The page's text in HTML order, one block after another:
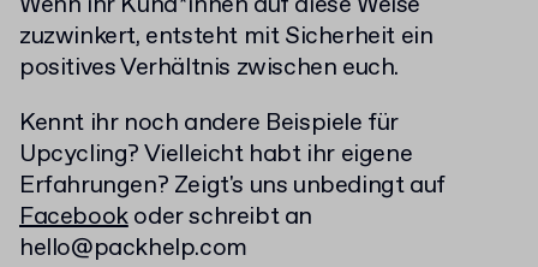
zuzwinkert, entsteht mit Sicherheit ein
positives Verhältnis zwischen euch.
Kennt ihr noch andere Beispiele für
Upcycling? Vielleicht habt ihr eigene
Erfahrungen? Zeigt's uns unbedingt auf
Facebookoder schreibt an
hello@packhelp.com